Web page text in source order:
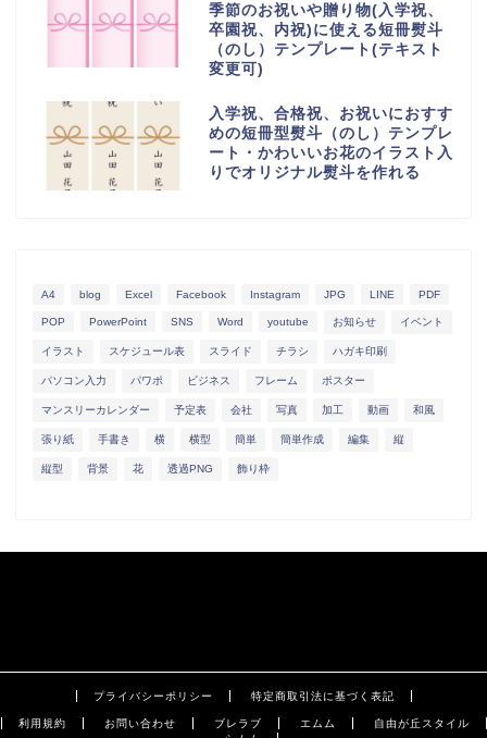
季節のお祝いや贈り物(入学祝、
卒園祝、内祝)に使える短冊熨斗
（のし）テンプレート(テキスト
変更可)
入学祝、合格祝、お祝いにおすす
めの短冊型熨斗（のし）テンプレ
ート・かわいいお花のイラスト入
りでオリジナル熨斗を作れる
A4 blog Excel Facebook Instagram JPG LINE PDF
POP PowerPoint SNS Word youtube お知らせ イベント
イラスト スケジュール表 スライド チラシ ハガキ印刷
パソコン入力 パワポ ビジネス フレーム ポスター
マンスリーカレンダー 予定表 会社 写真 加工 動画 和風
張り紙 手書き 横 横型 簡単 簡単作成 編集 縦
縦型 背景 花 透過PNG 飾り枠
プライバシーポリシー 特定商取引法に基づく表記
利用規約 お問い合わせ ブレラブ エムム
自由が丘スタイル